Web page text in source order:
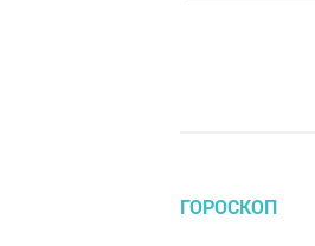
ГОРОСКОП